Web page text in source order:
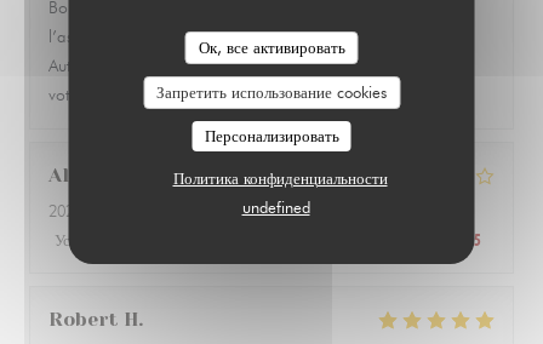
Ок, все активировать
Запретить использование cookies
Персонализировать
Политика конфиденциальности
undefined
Bon petit restaurant un peu cher pour ce qu’il y a dans
l’assiette. J’ai trouvé qu’il y avait peu d’accompagnement.
Autrement l’accueil et le personnel sont très sympathique et à
votre disposition
Alix
2026-07-10
- 21:00 - гости 2
Услуги
/5
Robert H
LE PARIS 17